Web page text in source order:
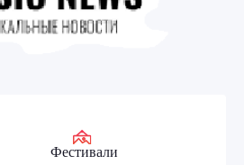
Фестивали